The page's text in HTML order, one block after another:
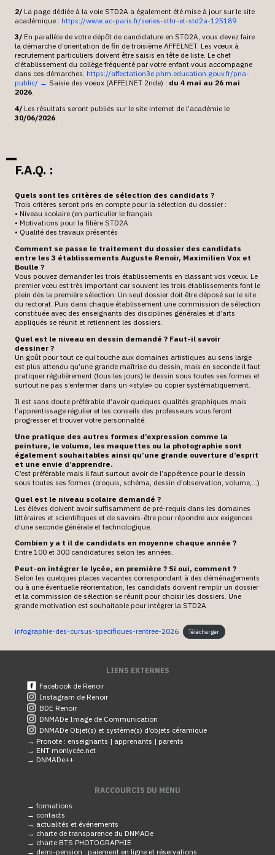
2/La page dédiée à la voie STD2A a également été mise à jour sur le site
académique : https://www.ac-paris.fr/series-sthr-et-std2a-125189
3/En parallèle de votre dépôt de candidature en STD2A, vous devez faire
la démarche d’orientation de fin de troisième AFFELNET. Les vœux à
recrutement particuliers doivent être saisis en tête de liste. Le chef
d’établissement du collège fréquenté par votre enfant vous accompagne
dans ces démarches. https://affectation3e.phm.education.gouv.fr/pna-
public/ → Saisie des voeux (AFFELNET 2nde) : du 4 mai au 26 mai
2026.
4/Les résultats seront publiés sur le site internet de l’académie le
30/06/2026.
F.A.Q. :
Quels sont les critères de sélection des candidats ?
Trois critères seront pris en compte pour la sélection du dossier :
• Niveau scolaire (en particulier le français
• Motivations pour la filière STD2A
• Qualité des travaux présentés
Comment se passe le traitement du dossier des candidats
entre les 3 établissements Auguste Renoir, Maximilien Vox et
Boulle ?
Vous pouvez demander les trois établissements en classant vos vœux. Le
premier vœu est très important car souvent les trois établissements font le
plein dès la première sélection. Un seul dossier doit être déposé sur le site
du rectorat. Puis dans chaque établissement une commission de sélection
constituée avec des enseignants des disciplines générales et d’arts
appliqués se réunit et retiennent les dossiers.
Quel est le niveau en dessin demandé ? Faut-il savoir
dessiner ?
Un goût pour tout ce qui touche aux domaines artistiques au sens large
est plus attendu qu’une grande maîtrise du dessin, mais en seconde il faut
pratiquer régulièrement (tous les jours) le dessin sous toutes ses formes et
surtout ne pas s’enfermer dans un «style» ou copier systématiquement.
Il est sans doute préférable d’avoir quelques qualités graphiques mais
l’apprentissage régulier et les conseils des professeurs vous feront
progresser et trouver votre personnalité.
Une pratique des autres formes d’expression comme la
peinture, le volume, les maquettes ou la photographie sont
également souhaitables ainsi qu’une grande ouverture d’esprit
et une envie d’apprendre.
C’est préférable mais il faut surtout avoir de l’appétence pour le dessin
sous toutes ses formes (croquis, schéma, dessin d’observation, volume,…)
Quel est le niveau scolaire demandé ?
Les élèves doivent avoir suffisamment de pré-requis dans les domaines
littéraires et scientifiques et de savoirs-être pour répondre aux exigences
d’une seconde générale et technologique.
Combien y a t il de candidats en moyenne chaque année ?
Entre 100 et 300 candidatures selon les années.
Peut-on intégrer le lycée, en première ? Si oui, comment ?
Selon les quelques places vacantes correspondant à des déménagements
ou à une éventuelle réorientation, les candidats doivent remplir un dossier
et la commission de sélection se réunit pour choisir les dossiers. Une
grande motivation est souhaitable pour intégrer la STD2A
infographie-des-cursus-specifiques-rentree-2026 Télécharger
LIENS EXTERNES
Facebook de Renoir
Instagram de Renoir
BDE Renoir
DNMADe Image de Communication
DNMADe Objet(s) et système(s) d’objets céramique
→ Pronote : enseignants | apprenants | parents
→ ENT monlycée.net
→ DNMADe++
RACCOURCIS DU MENU
→ formations
→ contacts
→ actualités et événements
→ charte de transparence du DNMADe
→ charte BTS PHOTOGRAPHIE
→ demi-pension : paiement en ligne et réservations